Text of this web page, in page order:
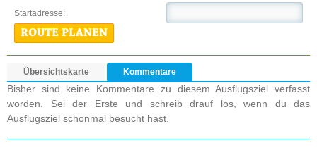
Startadresse:
ROUTE PLANEN
Übersichtskarte Kommentare
Bisher sind keine Kommentare zu diesem Ausflugsziel verfasst
worden. Sei der Erste und schreib drauf los, wenn du das
Ausflugsziel schonmal besucht hast.